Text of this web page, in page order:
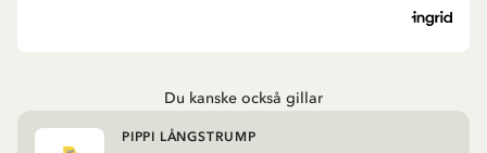
Du kanske också gillar
PIPPI LÅNGSTRUMP